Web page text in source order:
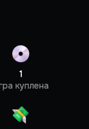
1
куплена